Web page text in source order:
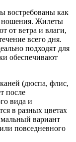
востребованы как
ношения. Жилеты
от ветра и влаги,
всего дня.
подходят для
обеспечивают
(дюспа, флис,
после
вида и
в разных цветах
вариант
повседневного